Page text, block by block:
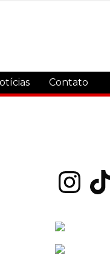
Contato
InstagramTikTok